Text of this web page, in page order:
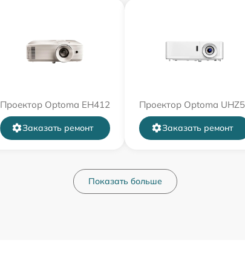
Проектор Optoma EH412
Заказать ремонт
Проектор Optoma
Заказать ремонт
Показать больше